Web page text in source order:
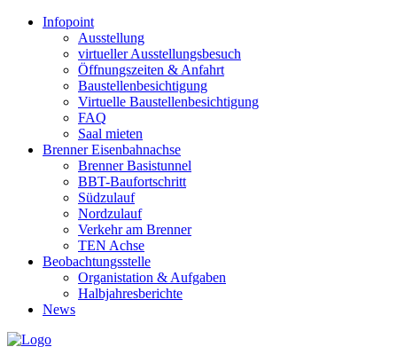
Infopoint
Ausstellung
virtueller Ausstellungsbesuch
Öffnungszeiten & Anfahrt
Baustellenbesichtigung
Virtuelle Baustellenbesichtigung
FAQ
Saal mieten
Brenner Eisenbahnachse
Brenner Basistunnel
BBT-Baufortschritt
Südzulauf
Nordzulauf
Verkehr am Brenner
TEN Achse
Beobachtungsstelle
Organistation & Aufgaben
Halbjahresberichte
News